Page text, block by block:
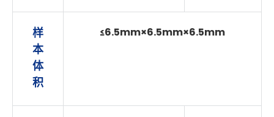
样
本
体
积
≤6.5mm×6.5mm×6.5mm